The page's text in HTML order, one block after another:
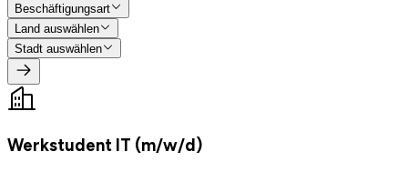
Beschäftigungsart
Land auswählen
Stadt auswählen
Werkstudent IT (m/w/d)